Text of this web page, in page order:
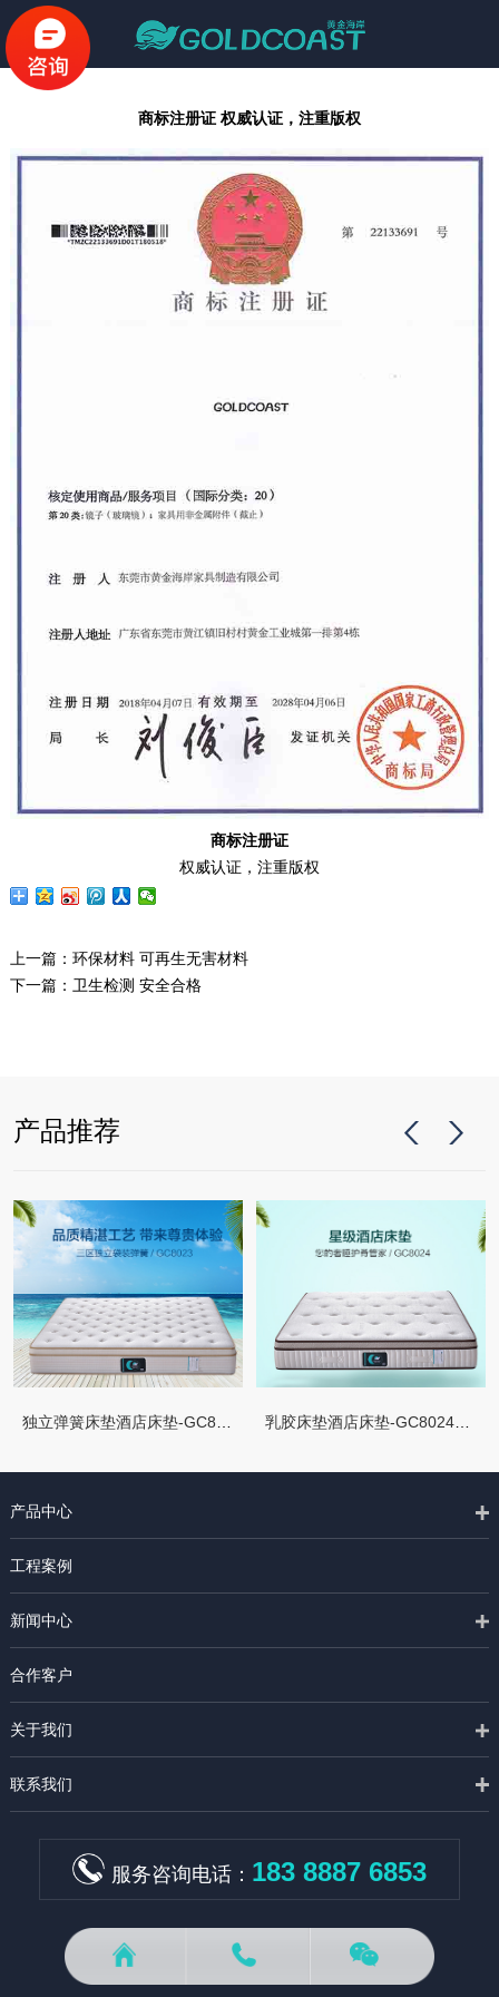
商标注册证 权威认证，注重版权
商标注册证
权威认证，注重版权
上一篇： 环保材料 可再生无害材料
下一篇： 卫生检测 安全合格
产品推荐
独立弹簧床垫酒店床垫-GC8023水晶 乳胶床垫酒店床垫-GC8024四季
产品中心
工程案例
新闻中心
合作客户
关于我们
联系我们
服务咨询电话： 183 8887 6853